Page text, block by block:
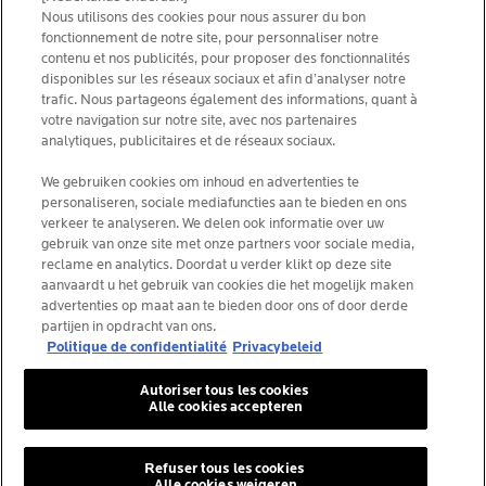
NOUS CONTACTER
PRIVACY POLICY
SITEMAP
COOKIES POLICY
NEWSLETTER
FOUNDATION LA ROCHE-POSAY
CHOISIS TON PAYS
La Roche-Posay Laboratoire Dermatologique CAI
86270 La Roche-Posay France
consumercareNL@loreal.com
*IQVIA NPA, dermo-cosmétiques, canal pharmacie
Belgique, volume de produits prescrits par les
dermatologues. YTD 08/2025, Belgique
Nous utilisons des cookies pour nous assurer du bon
fonctionnement de notre site, pour personnaliser notre
contenu et nos publicités, pour proposer des fonctionnalités
disponibles sur les réseaux sociaux et afin d’analyser notre
trafic. Nous partageons également des informations, quant à
votre navigation sur notre site, avec nos partenaires
analytiques, publicitaires et de réseaux sociaux.
We gebruiken cookies om inhoud en advertenties te
personaliseren, sociale mediafuncties aan te bieden en ons
verkeer te analyseren. We delen ook informatie over uw
gebruik van onze site met onze partners voor sociale media,
reclame en analytics. Doordat u verder klikt op deze site
aanvaardt u het gebruik van cookies die het mogelijk maken
advertenties op maat aan te bieden door ons of door derde
partijen in opdracht van ons.
Politique de confidentialité Privacybeleid
Refuser tous les cookies
Autoriser tous les cookies
Alle cookies accepteren